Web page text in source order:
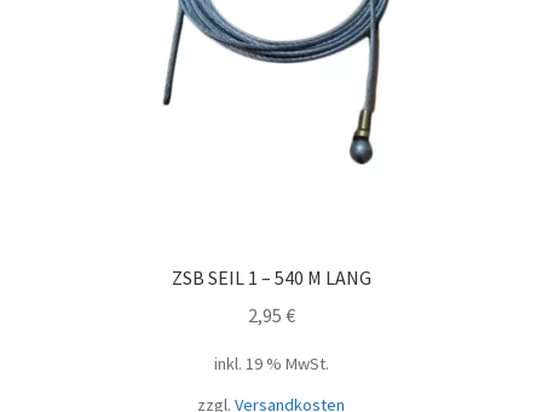
ZSB SEIL 1 – 540 M LANG
2,95 €
inkl. 19 % MwSt.
zzgl. Versandkosten